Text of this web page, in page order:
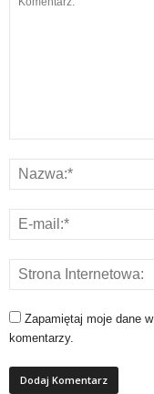
Zapamiętaj moje dane
komentarzy.